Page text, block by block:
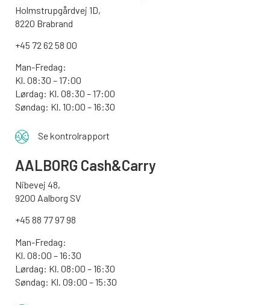
Holmstrupgårdvej 1D,
8220 Brabrand
+45 72 62 58 00
Man-Fredag:
Kl. 08:30 – 17:00
Lørdag: Kl. 08:30 – 17:00
Søndag: Kl. 10:00 – 16:30
Se kontrolrapport
AALBORG Cash&Carry
Nibevej 48,
9200 Aalborg SV
+45 88 77 97 98
Man-Fredag:
Kl. 08:00 – 16:30
Lørdag: Kl. 08:00 – 16:30
Søndag: Kl. 09:00 – 15:30